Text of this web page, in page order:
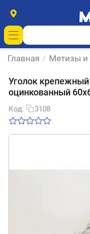
Главная / Метизы и
Уголок
оцинкованный
Код: 3108